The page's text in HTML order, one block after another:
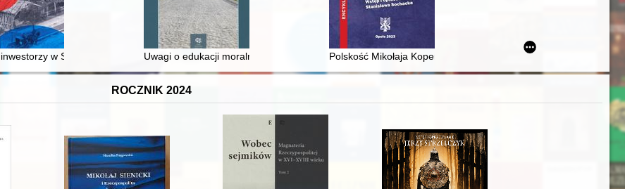
do dziś
w Sopocie : prestiż finansowy i towarzyski lokalnego mieszczaństwa w 2. poł. XIX w
Uwagi o edukacji moralnej synów szlacheckich w XVI-wiecznej Rzeczypospolitej
Polskość Mikołaja Kopernika z rodu Ślązaka
ROCZNIK 2024